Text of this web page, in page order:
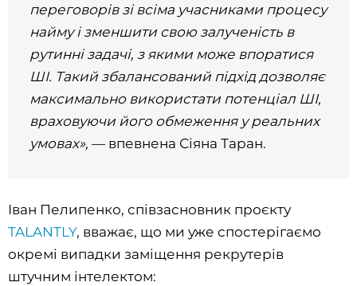
переговорів зі всіма учасниками процесу
найму і зменшити свою залученість в
рутинні задачі, з якими може впоратися
ШІ. Такий збалансований підхід дозволяє
максимально використати потенціал ШІ,
враховуючи його обмеження у реальних
умовах», — впевнена Сіяна Таран.
Іван Пелипенко, співзасновник проєкту
TALANTLY, вважає, що ми уже спостерігаємо
окремі випадки заміщення рекрутерів
штучним інтелектом: